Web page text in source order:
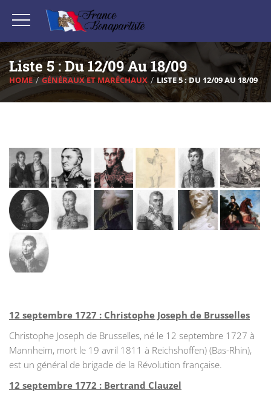
Liste 5 : Du 12/09 Au 18/09
HOME GÉNÉRAUX ET MARÉCHAUX LISTE 5 : DU 12/09 AU 18/09
12 septembre 1727 : Christophe Joseph de Brusselles
Christophe Joseph de Brusselles, né le 12 septembre 1727 à
Mannheim, mort le 19 avril 1811 à Reichshoffen) (Bas-Rhin),
est un général de brigade de la Révolution française.
12 septembre 1772 : Bertrand Clauzel